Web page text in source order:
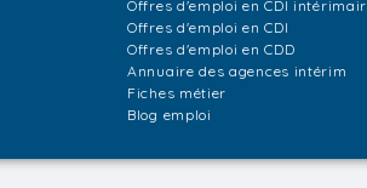
Offres d'emploi en CDI
Offres d'emploi en CDI
Offres d'emploi en CDD
Annuaire des agences intérim
Fiches métier
Blog emploi